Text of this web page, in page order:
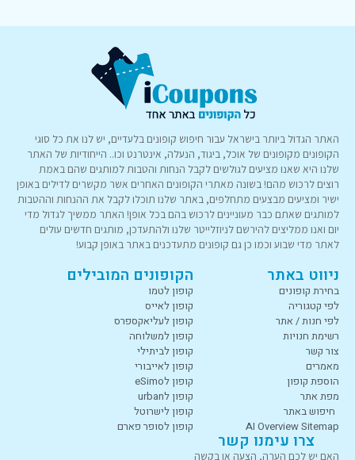
האתר הגדול ביותר בישראל עבור חיפוש קופונים בלעדיים, יש לנו את כל סוגי
הקופונים מקופונים של אוכל, ביגוד, הנעלה, אינטרנט וכו.. הייחודיות של האתר
שלנו היא שאנו מציעים לגולשים לקבל הנחות והטבות למותגים שהם באמת
רוצים לרכוש מהם! בשונה מאתרי הקופונים האחרים אשר מקשרים לדילים באופן
ישיר ומציעים מבצעים מתחלפים, באתר שלנו תוכלו לקבל את ההנחות וההטבות
למותגים שאתם כבר מעוניינים לרכוש בהם בכל אופן! האתר ממשיך לגדול מדי
יום ואנו ממליצים להירשם לניוזלייטר שלנו ולהתעדכן, מותגים חדשים עולים
לאתר מדי שבוע וכמו כן גם קופונים מתעדכנים באתר באופן קבוע!
ניווט באתר
בחירת קופונים
לפי קטגוריה
לפי חנות / אתר
רשימת חנויות
צור קשר
מאמרים
הוספת קופון
מפת אתר
חיפוש באתר
AI Overview Sitemap
הקופונים המובילים
קופון לטמו
קופון לאייס
קופון לעליאקספרס
קופון למשלוחה
קופון לביתילי
קופון לאייבורי
קופון לeSimo
קופון לurban
קופון לישרוטל
קופון לסופר פארם
צרו עימנו קשר
האם יש לכם הערה, הצעה או בקשה